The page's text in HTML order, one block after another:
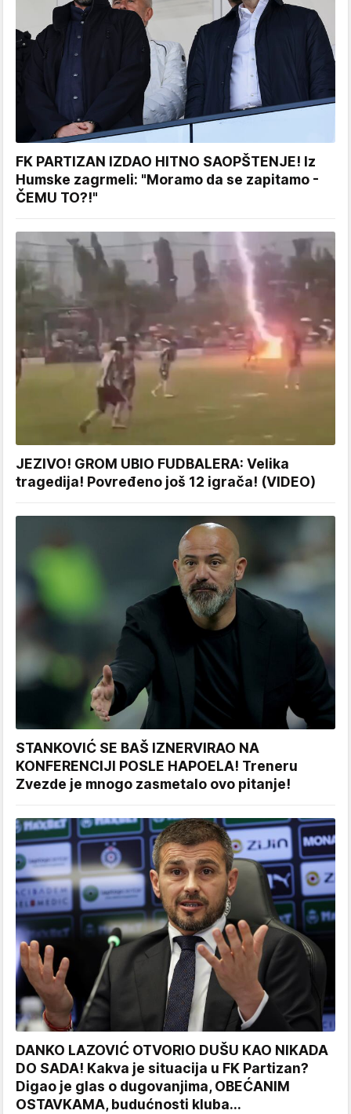
FK PARTIZAN IZDAO HITNO SAOPŠTENJE! Iz
Humske zagrmeli: "Moramo da se zapitamo -
ČEMU TO?!"
JEZIVO! GROM UBIO FUDBALERA: Velika
tragedija! Povređeno još 12 igrača! (VIDEO)
STANKOVIĆ SE BAŠ IZNERVIRAO NA
KONFERENCIJI POSLE HAPOELA! Treneru
Zvezde je mnogo zasmetalo ovo pitanje!
DANKO LAZOVIĆ OTVORIO DUŠU KAO NIKADA
DO SADA! Kakva je situacija u FK Partizan?
Digao je glas o dugovanjima, OBEĆANIM
OSTAVKAMA, budućnosti kluba...